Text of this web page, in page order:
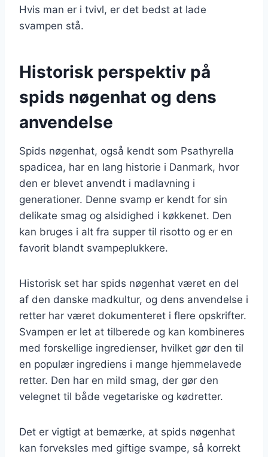
Hvis man er i tvivl, er det bedst at lade
svampen stå.
Historisk perspektiv på
spids nøgenhat og dens
anvendelse
Spids nøgenhat, også kendt som Psathyrella
spadicea, har en lang historie i Danmark, hvor
den er blevet anvendt i madlavning i
generationer. Denne svamp er kendt for sin
delikate smag og alsidighed i køkkenet. Den
kan bruges i alt fra supper til risotto og er en
favorit blandt svampeplukkere.
Historisk set har spids nøgenhat været en del
af den danske madkultur, og dens anvendelse i
retter har været dokumenteret i flere opskrifter.
Svampen er let at tilberede og kan kombineres
med forskellige ingredienser, hvilket gør den til
en populær ingrediens i mange hjemmelavede
retter. Den har en mild smag, der gør den
velegnet til både vegetariske og kødretter.
Det er vigtigt at bemærke, at spids nøgenhat
kan forveksles med giftige svampe, så korrekt